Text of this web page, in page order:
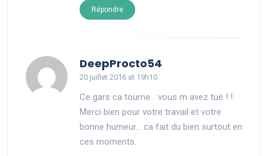
Répondre
DeepProcto54
20 juillet 2016 at 19h10
Ce gars ca tourne… vous m avez tué ! !
Merci bien pour votre travail et votre
bonne humeur… ca fait du bien surtout en
ces moments.